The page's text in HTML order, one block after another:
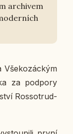
ar­chi­vem
Vše­ko­zác­kým
za pod­po­ry
Ros­so­trud­